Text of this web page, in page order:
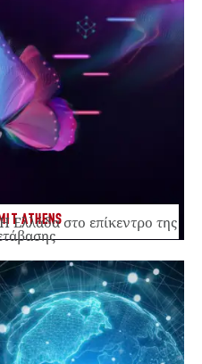
ATHENSστο επίκεντρο της